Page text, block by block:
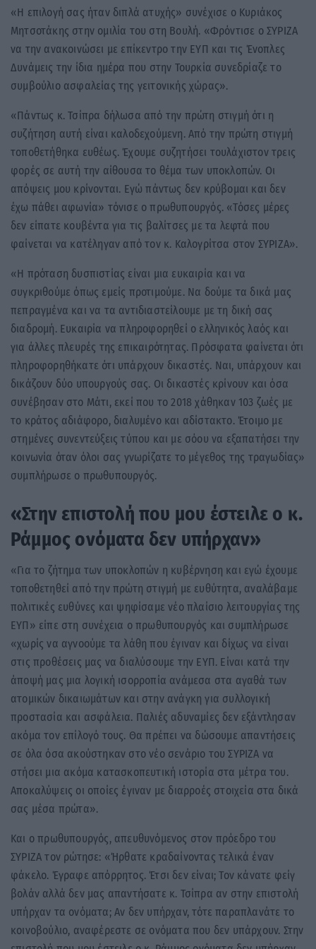
«Η επιλογή σας ήταν διπλά ατυχής» συνέχισε ο Κυριάκος
Μητσοτάκης στην ομιλία του στη Βουλή. «Φρόντισε ο ΣΥΡΙΖΑ
να την ανακοινώσει με επίκεντρο την ΕΥΠ και τις Ένοπλες
Δυνάμεις την ίδια ημέρα που στην Τουρκία συνεδρίαζε το
συμβούλιο ασφαλείας της γειτονικής χώρας».
«Πάντως κ. Τσίπρα δήλωσα από την πρώτη στιγμή ότι η
συζήτηση αυτή είναι καλοδεχούμενη. Από την πρώτη στιγμή
τοποθετήθηκα ευθέως. Έχουμε συζητήσει τουλάχιστον τρεις
φορές σε αυτή την αίθουσα το θέμα των υποκλοπών. Οι
απόψεις μου κρίνονται. Εγώ πάντως δεν κρύβομαι και δεν
έχω πάθει αφωνία» τόνισε ο πρωθυπουργός. «Τόσες μέρες
δεν είπατε κουβέντα για τις βαλίτσες με τα λεφτά που
φαίνεται να κατέληγαν από τον κ. Καλογρίτσα στον ΣΥΡΙΖΑ».
«Η πρόταση δυσπιστίας είναι μια ευκαιρία και να
συγκριθούμε όπως εμείς προτιμούμε. Να δούμε τα δικά μας
πεπραγμένα και να τα αντιδιαστείλουμε με τη δική σας
διαδρομή. Ευκαιρία να πληροφορηθεί ο ελληνικός λαός και
για άλλες πλευρές της επικαιρότητας. Πρόσφατα φαίνεται ότι
πληροφορηθήκατε ότι υπάρχουν δικαστές. Ναι, υπάρχουν και
δικάζουν δύο υπουργούς σας. Οι δικαστές κρίνουν και όσα
συνέβησαν στο Μάτι, εκεί που το 2018 χάθηκαν 103 ζωές με
το κράτος αδιάφορο, διαλυμένο και αδίστακτο. Έτοιμο με
στημένες συνεντεύξεις τύπου και με σόου να εξαπατήσει την
κοινωνία όταν όλοι σας γνωρίζατε το μέγεθος της τραγωδίας»
συμπλήρωσε ο πρωθυπουργός.
«Στην επιστολή που μου έστειλε ο κ.
Ράμμος ονόματα δεν υπήρχαν»
«Για το ζήτημα των υποκλοπών η κυβέρνηση και εγώ έχουμε
τοποθετηθεί από την πρώτη στιγμή με ευθύτητα, αναλάβαμε
πολιτικές ευθύνες και ψηφίσαμε νέο πλαίσιο λειτουργίας της
ΕΥΠ» είπε στη συνέχεια ο πρωθυπουργός και συμπλήρωσε
«χωρίς να αγνοούμε τα λάθη που έγιναν και δίχως να είναι
στις προθέσεις μας να διαλύσουμε την ΕΥΠ. Είναι κατά την
άποψή μας μια λογική ισορροπία ανάμεσα στα αγαθά των
ατομικών δικαιωμάτων και στην ανάγκη για συλλογική
προστασία και ασφάλεια. Παλιές αδυναμίες δεν εξάντλησαν
ακόμα τον επίλογό τους. Θα πρέπει να δώσουμε απαντήσεις
σε όλα όσα ακούστηκαν στο νέο σενάριο του ΣΥΡΙΖΑ να
στήσει μια ακόμα κατασκοπευτική ιστορία στα μέτρα του.
Αποκαλύψεις οι οποίες έγιναν με διαρροές στοιχεία στα δικά
σας μέσα πρώτα».
Και ο πρωθυπουργός, απευθυνόμενος στον πρόεδρο του
ΣΥΡΙΖΑ τον ρώτησε: «Ήρθατε κραδαίνοντας τελικά έναν
φάκελο. Έγραφε απόρρητος. Έτσι δεν είναι; Τον κάνατε φείγ
βολάν αλλά δεν μας απαντήσατε κ. Τσίπρα αν στην επιστολή
υπήρχαν τα ονόματα; Αν δεν υπήρχαν, τότε παραπλανάτε το
κοινοβούλιο, αναφέρεστε σε ονόματα που δεν υπάρχουν. Στην